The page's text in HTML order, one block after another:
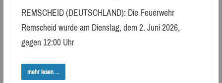
REMSCHEID (DEUTSCHLAND): Die Feuerwehr
Remscheid wurde am Dienstag, dem 2. Juni 2026,
gegen 12:00 Uhr
mehr lesen ...